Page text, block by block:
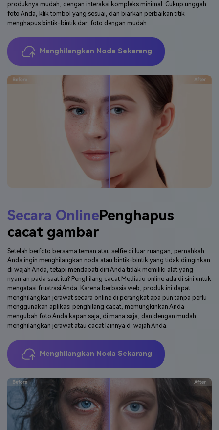
produknya mudah, dengan interaksi kompleks minimal. Cukup unggah
foto Anda, klik tombol yang sesuai, dan biarkan perbaikan titik
menghapus bintik-bintik dari foto dengan mudah.
Menghilangkan Noda Sekarang
Secara OnlinePenghapus
cacat gambar
Setelah berfoto bersama teman atau selfie di luar ruangan, pernahkah
Anda ingin menghilangkan noda atau bintik-bintik yang tidak diinginkan
di wajah Anda, tetapi mendapati diri Anda tidak memiliki alat yang
nyaman pada saat itu? Penghilang cacat Media.io online ada di sini untuk
mengatasi frustrasi Anda. Karena berbasis web, produk ini dapat
menghilangkan jerawat secara online di perangkat apa pun tanpa perlu
menggunakan aplikasi penghilang cacat, memungkinkan Anda
mengubah foto Anda kapan saja, di mana saja, dan dengan mudah
menghilangkan jerawat atau cacat lainnya di wajah Anda.
Menghilangkan Noda Sekarang